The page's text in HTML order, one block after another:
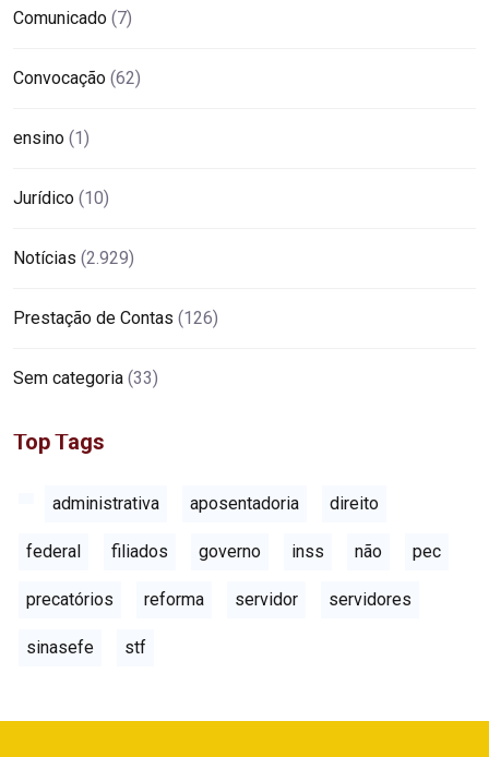
Comunicado (7)
Convocação (62)
ensino (1)
Jurídico (10)
Notícias (2.929)
Prestação de Contas (126)
Sem categoria (33)
Top Tags
administrativa aposentadoria direito
federal filiados governo inss não pec
precatórios reforma servidor servidores
sinasefe stf